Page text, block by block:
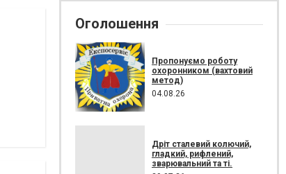
Оголошення
Пропонуємо роботу
охоронником (вахтовий
метод)
04.08.26
Дріт сталевий колючий,
гладкий, рифлений,
зварювальний та ті.